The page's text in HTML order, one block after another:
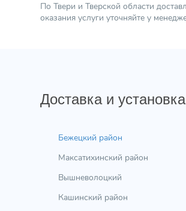
По Твери и Тверской области
оказания услуги уточняйте у
Доставка и
Бежецкий район
Максатихинский район
Вышневолоцкий
Кашинский район